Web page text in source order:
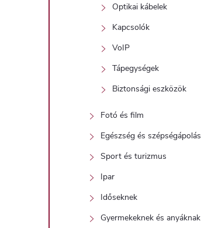
Optikai kábelek
Kapcsolók
VoIP
Tápegységek
Biztonsági eszközök
Fotó és film
Egészség és szépségápolás
Sport és turizmus
Ipar
Időseknek
Gyermekeknek és anyáknak